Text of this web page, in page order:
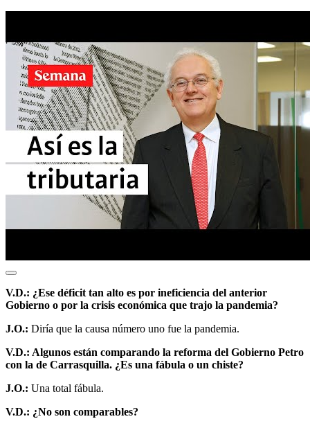
V.D.: ¿Ese déficit tan alto es por ineficiencia del anterior
Gobierno o por la crisis económica que trajo la pandemia?
J.O.: Diría que la causa número uno fue la pandemia.
V.D.: Algunos están comparando la reforma del Gobierno Petro
con la de Carrasquilla. ¿Es una fábula o un chiste?
J.O.: Una total fábula.
V.D.: ¿No son comparables?